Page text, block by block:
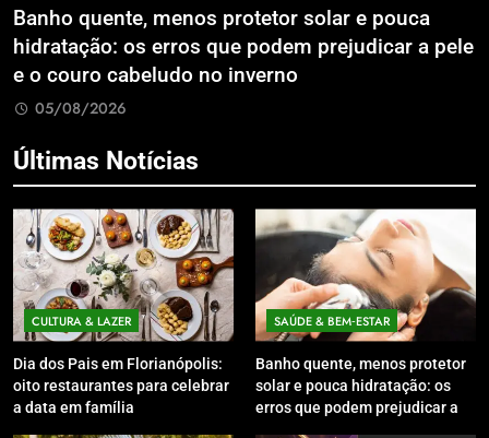
Banho quente, menos protetor solar e pouca
hidratação: os erros que podem prejudicar a pele
e o couro cabeludo no inverno
05/08/2026
Últimas Notícias
CULTURA & LAZER
Dia dos Pais em Florianópolis:
oito restaurantes para celebrar
a data em família
SAÚDE & BEM‑ESTAR
Banho quente, menos protetor
solar e pouca hidratação: os
erros que podem prejudicar a